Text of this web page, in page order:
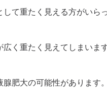
て重たく見える方がいら
く重たく見えてしまいま
肥大の可能性があります